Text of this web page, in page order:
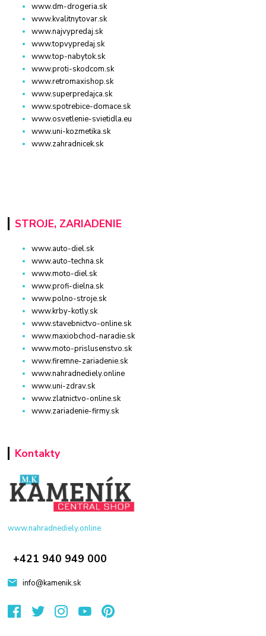
www.dm-drogeria.sk
www.kvalitnytovar.sk
www.najvypredaj.sk
www.topvypredaj.sk
www.top-nabytok.sk
www.proti-skodcom.sk
www.retromaxishop.sk
www.superpredajca.sk
www.spotrebice-domace.sk
www.osvetlenie-svietidla.eu
www.uni-kozmetika.sk
www.zahradnicek.sk
STROJE, ZARIADENIE
www.auto-diel.sk
www.auto-techna.sk
www.moto-diel.sk
www.profi-dielna.sk
www.polno-stroje.sk
www.krby-kotly.sk
www.stavebnictvo-online.sk
www.maxiobchod-naradie.sk
www.moto-prislusenstvo.sk
www.firemne-zariadenie.sk
www.nahradnediely.online
www.uni-zdrav.sk
www.zlatnictvo-online.sk
www.zariadenie-firmy.sk
Kontakty
www.nahradnediely.online
+421 940 949 000
info@kamenik.sk